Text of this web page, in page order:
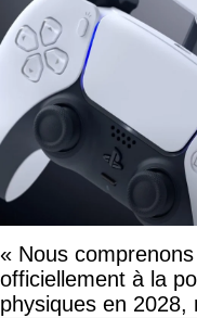
« Nous
officiellement à la
physiques en 2028,